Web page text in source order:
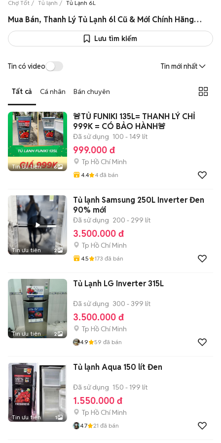
Chợ Tốt Tủ lạnh Tủ Lạnh 6L
Mua Bán, Thanh Lý Tủ Lạnh 6l Cũ & Mới Chính Hãng Giá Rẻ
Lưu tìm kiếm
Tin có video Tin mới nhất
Tất cả Cá nhân Bán chuyên
Tin ưu tiên 6
🚨TỦ FUNIKI 135L= THANH LÝ CHỈ
999K = CÓ BẢO HÀNH🚨
Đã sử dụng 100 - 149 lít
999.000 đ
Tp Hồ Chí Minh
4.4 4 đã bán
Tin ưu tiên 2
Tủ lạnh Samsung 250L Inverter Đen
90% mới
Đã sử dụng 200 - 299 lít
3.500.000 đ
Tp Hồ Chí Minh
4.5 173 đã bán
Tin ưu tiên 2
Tủ Lạnh LG Inverter 315L
Đã sử dụng 300 - 399 lít
3.500.000 đ
Tp Hồ Chí Minh
4.9 59 đã bán
Tin ưu tiên 1
Tủ lạnh Aqua 150 lít Đen
Đã sử dụng 150 - 199 lít
1.550.000 đ
Tp Hồ Chí Minh
4.7 21 đã bán